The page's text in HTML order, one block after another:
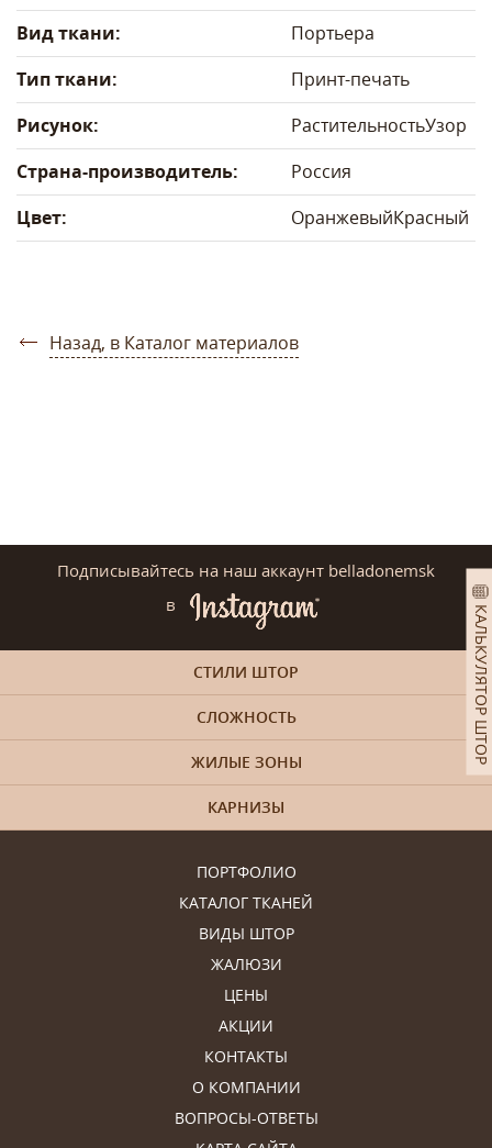
КАЛЬКУЛЯТОР ШТОР
Вид ткани:
Портьера
Тип ткани:
Принт-печать
Рисунок:
РастительностьУзор
Страна-производитель:
Россия
Цвет:
ОранжевыйКрасный
Назад, в Каталог материалов
Подписывайтесь на наш аккаунт belladonemsk
в
ПОРТФОЛИО
КАТАЛОГ ТКАНЕЙ
ВИДЫ ШТОР
ЖАЛЮЗИ
ЦЕНЫ
АКЦИИ
КОНТАКТЫ
О КОМПАНИИ
ВОПРОСЫ-ОТВЕТЫ
СТИЛИ ШТОР
СЛОЖНОСТЬ
ЖИЛЫЕ ЗОНЫ
КАРНИЗЫ